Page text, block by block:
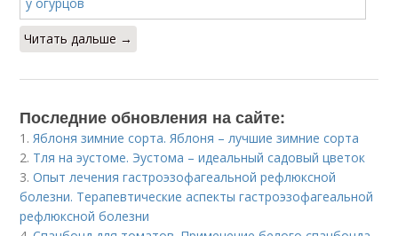
Читать дальше →
Последние обновления на сайте:
1.Яблоня зимние сорта. Яблоня – лучшие зимние сорта
2. Тля на эустоме. Эустома – идеальный садовый цветок
3.Опыт лечения гастроэзофагеальной рефлюксной
болезни. Терапевтические аспекты гастроэзофагеальной
рефлюксной болезни